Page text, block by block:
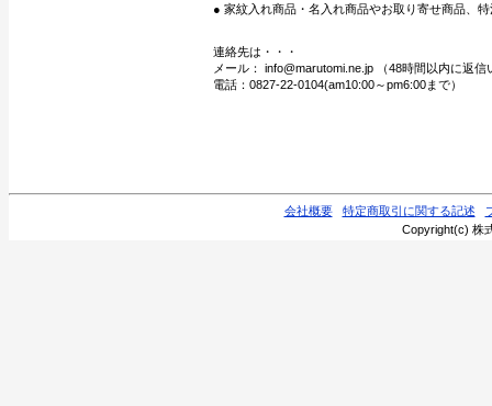
● 家紋入れ商品・名入れ商品やお取り寄せ商品、
連絡先は・・・
メール： info@marutomi.ne.jp （48時間以内に返信
電話：0827-22-0104(am10:00～pm6:00まで）
会社概要 特定商取引に関する記述
Copyright(c) 株